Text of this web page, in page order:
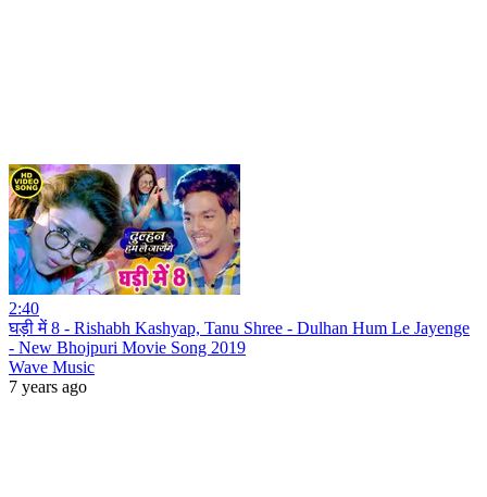
2:40
घड़ी में 8 - Rishabh Kashyap, Tanu Shree - Dulhan Hum Le Jayenge
- New Bhojpuri Movie Song 2019
Wave Music
7 years ago